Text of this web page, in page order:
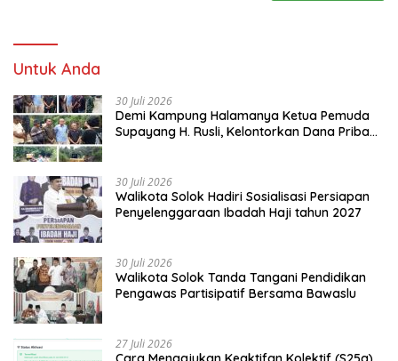
Untuk Anda
30 Juli 2026
Demi Kampung Halamanya Ketua Pemuda
Supayang H. Rusli, Kelontorkan Dana Pribadi
30 Juli 2026
Walikota Solok Hadiri Sosialisasi Persiapan
Penyelenggaraan Ibadah Haji tahun 2027
30 Juli 2026
Walikota Solok Tanda Tangani Pendidikan
Pengawas Partisipatif Bersama Bawaslu
27 Juli 2026